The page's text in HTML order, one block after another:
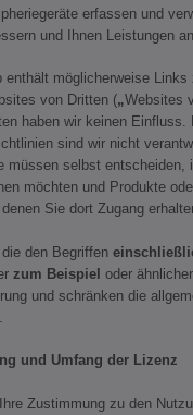
erfassen und
und Ihnen Leistungen
möglicherweise Links
von Dritten („Websites
haben wir keinen Einfluss.
sind wir nicht
müssen selbst entscheiden,
möchten und Produkte
Sie dort Zugang
den Begriffen
zum Beispiel oder
und schränken die
Umfang der Lizenz
zu den